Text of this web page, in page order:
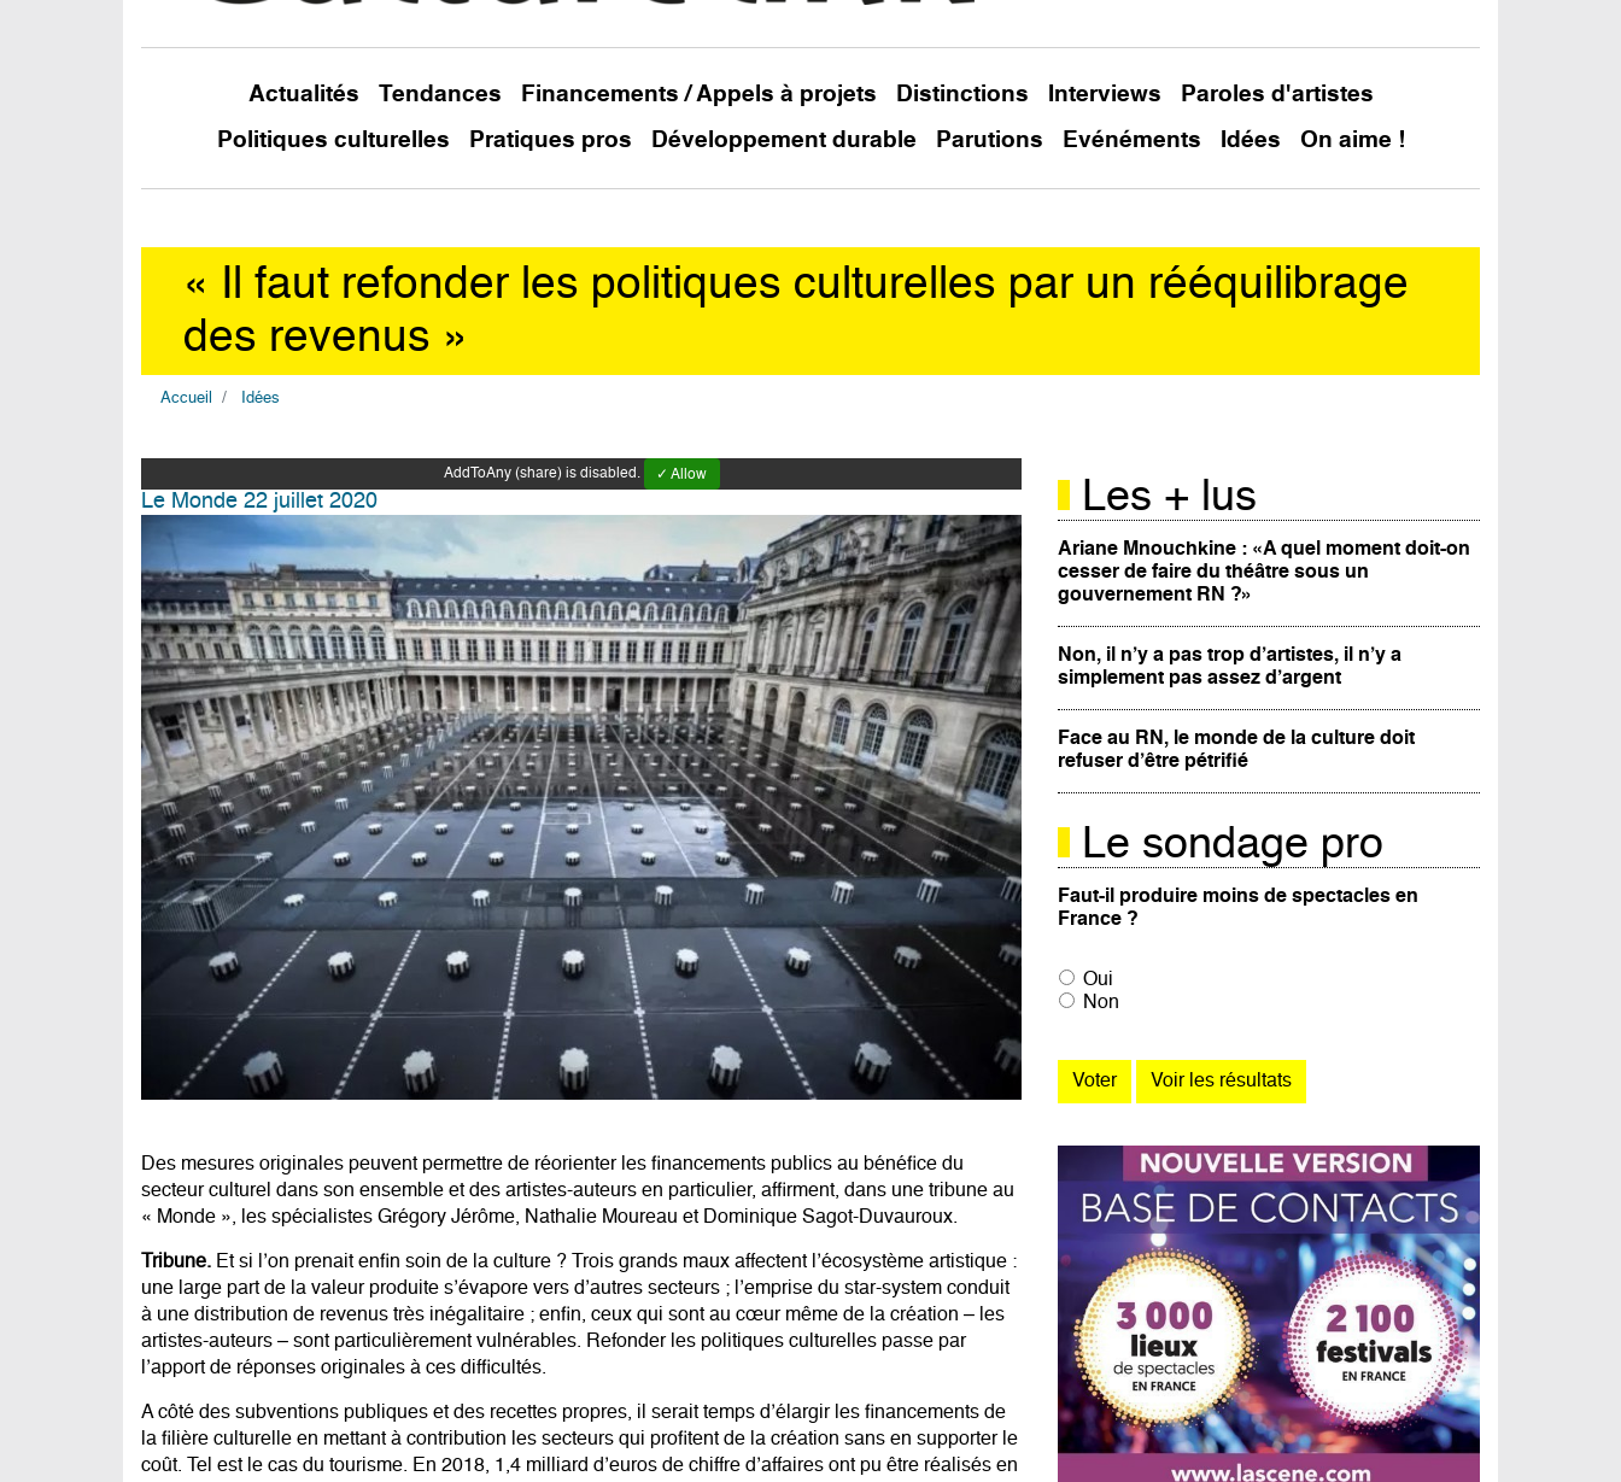
Actualités Tendances Financements / Appels à projets Distinctions Interviews
Paroles d'artistes
Politiques culturelles
Pratiques pros Développement durable Parutions Evénéments Idées On aime !
« Il faut refonder les politiques culturelles par un rééquilibrage
des revenus »
Accueil Idées
AddToAny (share) is disabled. ✓ Allow
Le Monde 22 juillet 2020
Des mesures originales peuvent permettre de réorienter les financements publics au bénéfice du
secteur culturel dans son ensemble et des artistes-auteurs en particulier, affirment, dans une tribune au
« Monde », les spécialistes Grégory Jérôme, Nathalie Moureau et Dominique Sagot-Duvauroux.
Tribune. Et si l’on prenait enfin soin de la culture ? Trois grands maux affectent l’écosystème artistique :
une large part de la valeur produite s’évapore vers d’autres secteurs ; l’emprise du star-system conduit
à une distribution de revenus très inégalitaire ; enfin, ceux qui sont au cœur même de la création – les
artistes-auteurs – sont particulièrement vulnérables. Refonder les politiques culturelles passe par
l’apport de réponses originales à ces difficultés.
A côté des subventions publiques et des recettes propres, il serait temps d’élargir les financements de
la filière culturelle en mettant à contribution les secteurs qui profitent de la création sans en supporter le
coût. Tel est le cas du tourisme. En 2018, 1,4 milliard d’euros de chiffre d’affaires ont pu être réalisés en
Les + lus
Ariane Mnouchkine : «A quel moment doit-on
cesser de faire du théâtre sous un
gouvernement RN ?»
Non, il n’y a pas trop d’artistes, il n’y a
simplement pas assez d’argent
Face au RN, le monde de la culture doit
refuser d’être pétrifié
Le sondage pro
Faut-il produire moins de spectacles en
France ?
Oui
Non